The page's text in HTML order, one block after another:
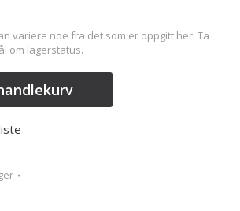
variere noe fra det som er oppgitt her. Ta
om lagerstatus.